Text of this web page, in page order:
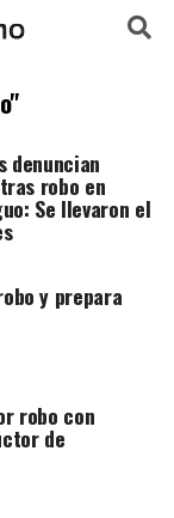
denuncian
robo en
Se llevaron el
y prepara
robo con
de